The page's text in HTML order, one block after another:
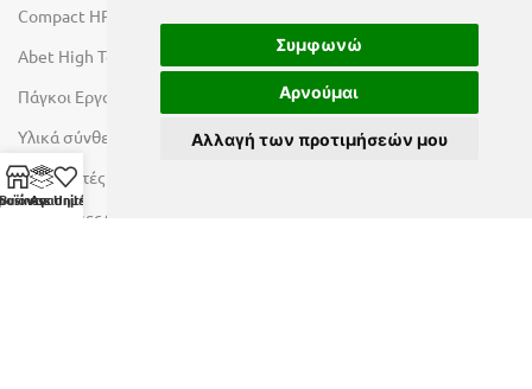
Συμφωνώ
Αρνούμαι
Αλλαγή των προτιμήσεών μου
Compact HPL Εξωτερικού Χώρου
Abet High Tech Solutions
Πάγκοι Εργασίας Duropal
Υλικά σύνθεσης πόρτας
Λακαριστές επιφάνειες Primeboard
Επιφάνειες Φυσικών Πετρωμάτων
Units
Αγαπημένα